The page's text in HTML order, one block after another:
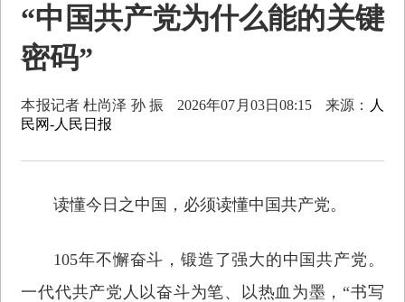
“中国共产党为什么能的关键
密码”
本报记者 杜尚泽 孙 振 2026年07月03日08:15 来源：
人
民网-人民日报
读懂今日之中国，必须读懂中国共产党。
105年不懈奋斗，锻造了强大的中国共产党。
一代代共产党人以奋斗为笔、以热血为墨，“书写